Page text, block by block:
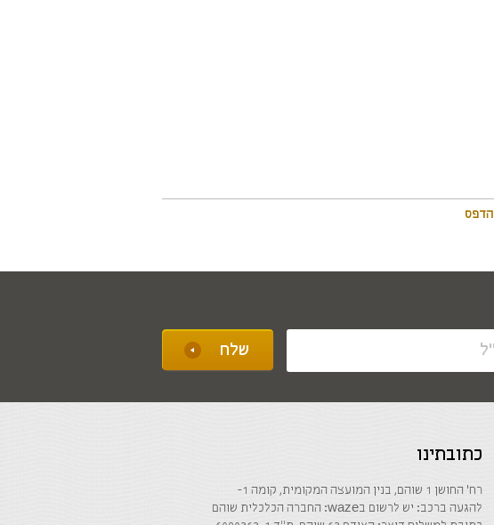
הדפס
כתובתינו
רח' החושן 1 שוהם, בנין המועצה המקומית, קומה 1-
להגעה ברכב: יש לרשום בwaze: החברה הכלכלית שוהם